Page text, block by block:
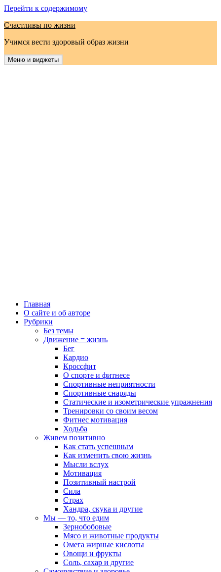
Перейти к содержимому
Счастливы по жизни
Учимся вести здоровый образ жизни
Меню и виджеты
Главная
О сайте и об авторе
Рубрики
Без темы
Движение = жизнь
Бег
Кардио
Кроссфит
О спорте и фитнесе
Спортивные неприятности
Спортивные снаряды
Статические и изометрические упражнения
Тренировки со своим весом
Фитнес мотивация
Ходьба
Живем позитивно
Как стать успешным
Как изменить свою жизнь
Мысли вслух
Мотивация
Позитивный настрой
Сила
Страх
Хандра, скука и другие
Мы — то, что едим
Зернобобовые
Мясо и животные продукты
Омега жирные кислоты
Овощи и фрукты
Соль, сахар и другие